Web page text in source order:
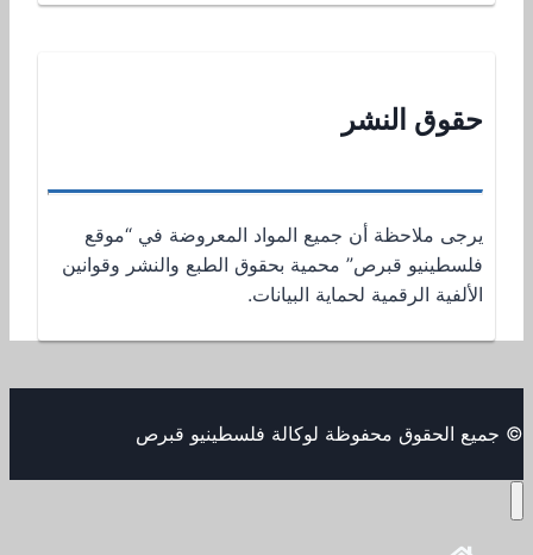
حقوق النشر
يرجى ملاحظة أن جميع المواد المعروضة في “موقع
فلسطينيو قبرص” محمية بحقوق الطبع والنشر وقوانين
الألفية الرقمية لحماية البيانات.
© جميع الحقوق محفوظة لوكالة فلسطينيو قبرص